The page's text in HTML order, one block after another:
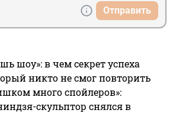
Отправить
шоу»: в чем секрет успеха
никто не смог повторить
много спойлеров»:
скульптор снялся в